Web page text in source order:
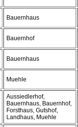
Bauernhaus
Bauernhof
Bauernhaus
Muehle
Aussiedlerhof,
Bauernhaus, Bauernhof,
Forsthaus, Gutshof,
Landhaus, Muehle